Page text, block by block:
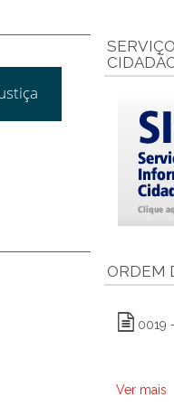
ORDEM
0019
Ver mais